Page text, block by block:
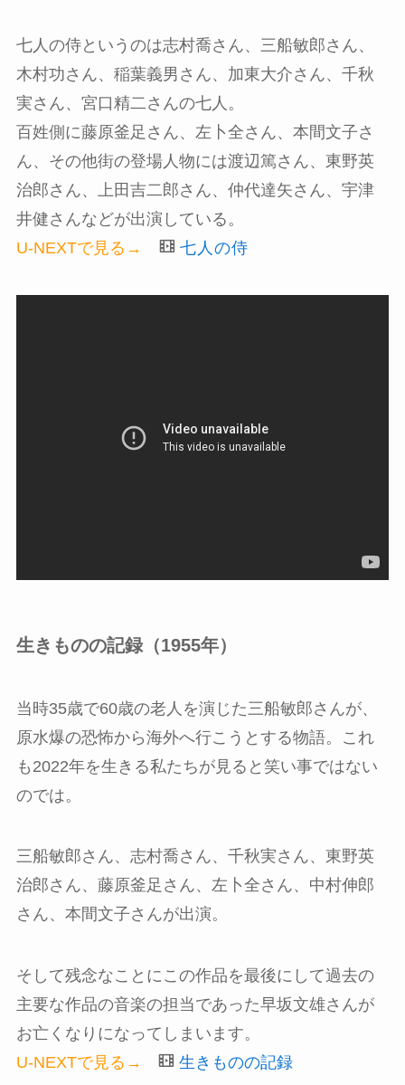
七人の侍というのは志村喬さん、三船敏郎さん、
木村功さん、稲葉義男さん、加東大介さん、千秋
実さん、宮口精二さんの七人。
百姓側に藤原釜足さん、左卜全さん、本間文子さ
ん、その他街の登場人物には渡辺篤さん、東野英
治郎さん、上田吉二郎さん、仲代達矢さん、宇津
井健さんなどが出演している。
U-NEXTで見る→
七人の侍
生きものの記録（1955年）
当時35歳で60歳の老人を演じた三船敏郎さんが、
原水爆の恐怖から海外へ行こうとする物語。これ
も2022年を生きる私たちが見ると笑い事ではない
のでは。
三船敏郎さん、志村喬さん、千秋実さん、東野英
治郎さん、藤原釜足さん、左卜全さん、中村伸郎
さん、本間文子さんが出演。
そして残念なことにこの作品を最後にして過去の
主要な作品の音楽の担当であった早坂文雄さんが
お亡くなりになってしまいます。
U-NEXTで見る→
生きものの記録